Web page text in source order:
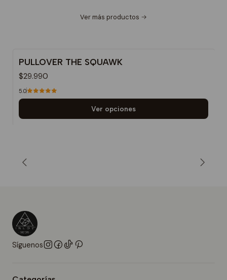
Ver más productos
PULLOVER THE SQUAWK
$29.990
5.0
Ver opciones
Síguenos